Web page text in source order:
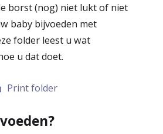
borst (nog) niet lukt of niet
baby bijvoeden met
folder leest u wat
u dat doet.
Print folder